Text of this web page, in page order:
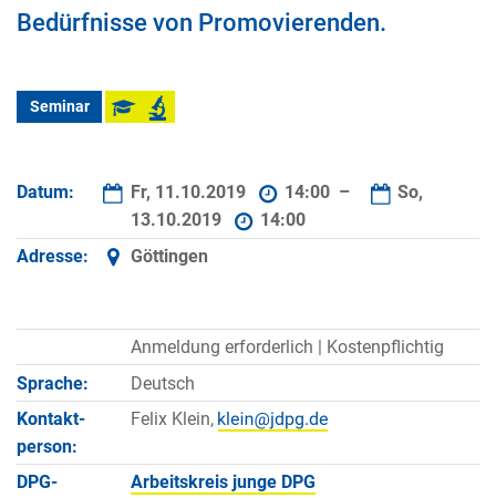
Bedürfnisse von Promovierenden.
Seminar
Datum: Fr, 11.10.2019 14:00 –
So,
13.10.2019
14:00
Adresse:
Göttingen
Anmeldung erforderlich | Kostenpflichtig
Sprache:
Deutsch
Kontakt­
person:
Felix Klein,
DPG-
Arbeitskreis junge DPG